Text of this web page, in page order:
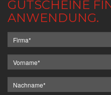
GUTSCHEINE
ANWENDUNG.